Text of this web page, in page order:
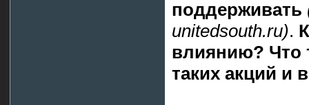
поддерживать
unitedsouth.ru).
влиянию? Что
таких акций и